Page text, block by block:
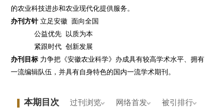
的农业科技进步和农业现代化提供服务。
办刊方针立足安徽 面向全国
公益优先 以质为本
紧跟时代 创新发展
办刊目标 力争把《安徽农业科学》办成具有较高学术水平、拥有
一流编辑队伍，并具有自身特色的国内一流学术期刊。
本期目次 过刊浏览 网络首发 被引排行